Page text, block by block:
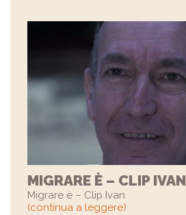
MIGRARE È – CLIP IVAN
Migrare è – Clip Ivan
(continua a leggere)